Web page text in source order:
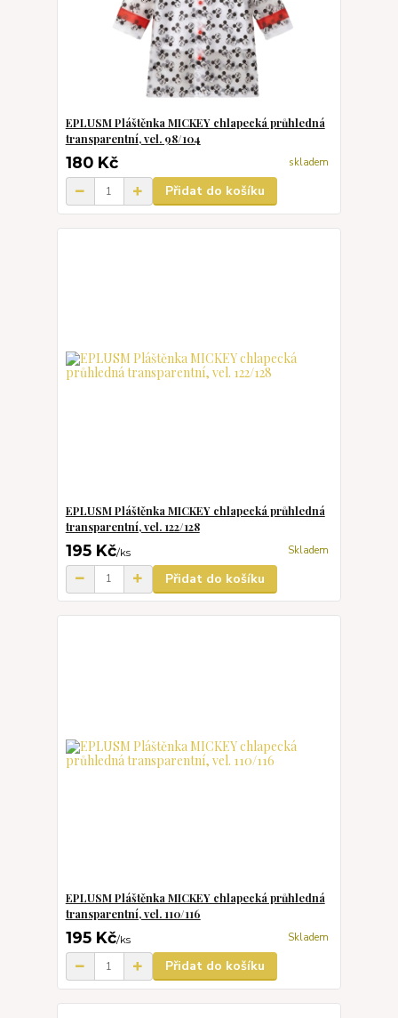
EPLUSM Pláštěnka MICKEY chlapecká průhledná
transparentní, vel. 98/104
180 Kč skladem
Přidat do košíku
EPLUSM Pláštěnka MICKEY chlapecká průhledná
transparentní, vel. 122/128
195 Kč/ks Skladem
Přidat do košíku
EPLUSM Pláštěnka MICKEY chlapecká průhledná
transparentní, vel. 110/116
195 Kč/ks Skladem
Přidat do košíku